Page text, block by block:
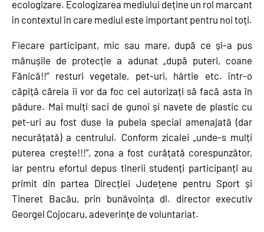
ecologizare. Ecologizarea mediului deține un rol marcant
în contextul în care mediul este important pentru noi toți.
Fiecare participant, mic sau mare, după ce și-a pus
mănușile de protecție a adunat „după puteri, coane
Fănică!!” resturi vegetale, pet-uri, hârtie etc. într-o
căpiță căreia îi vor da foc cei autorizați să facă asta în
pădure. Mai mulți saci de gunoi și navete de plastic cu
pet-uri au fost duse la pubela special amenajată (dar
necurățată) a centrului. Conform zicalei „unde-s mulți
puterea crește!!!”, zona a fost curățată corespunzător,
iar pentru efortul depus tinerii studenți participanți au
primit din partea Direcției Județene pentru Sport și
Tineret Bacău, prin bunăvoința dl. director executiv
Georgel Cojocaru, adeverințe de voluntariat.